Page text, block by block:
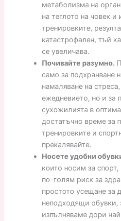
метаболизма на
на теглото на човек и
тренировките,
катастрофален, тъй
се увеличава.
Почивайте разумно.
само за подхранване
намаляване на
ежедневието, но и за
сухожилията в
достатъчно време за
тренировките и
прекалявайте.
Носете удобни
които носим за
по-голям риск за
простото усещане за
неподходящи обувки,
изпълняваме дори